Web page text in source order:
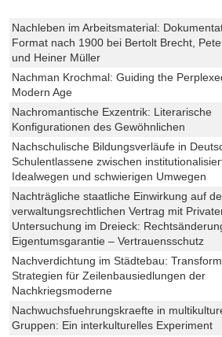
Nachleben im Arbeitsmaterial:
Format nach 1900 bei Bertolt Brecht,
und Heiner Müller
Nachman Krochmal: Guiding the
Modern Age
Nachromantische Exzentrik: Literarische
Konfigurationen des Gewöhnlichen
Nachschulische Bildungsverläufe in
Schulentlassene zwischen
Idealwegen und schwierigen Umwegen
Nachträgliche staatliche Einwirkung auf
verwaltungsrechtlichen Vertrag mit
Untersuchung im Dreieck:
Eigentumsgarantie – Vertrauensschutz
Nachverdichtung im Städtebau:
Strategien für Zeilenbausiedlungen der
Nachkriegsmoderne
Nachwuchsfuehrungskraefte in
Gruppen: Ein interkulturelles Experiment